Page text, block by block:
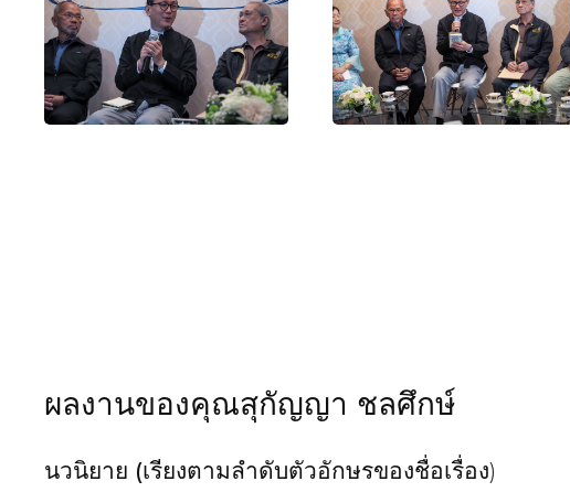
ผลงานของคุณสุกัญญา ชลศึกษ์
นวนิยาย (เรียงตามลำดับตัวอักษรของชื่อเรื่อง)